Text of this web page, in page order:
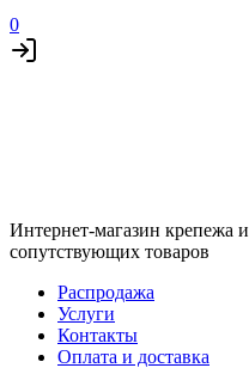
0
Интернет-магазин крепежа и
сопутствующих товаров
Распродажа
Услуги
Контакты
Оплата и доставка